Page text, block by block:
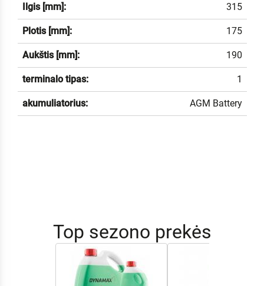
Ilgis [mm]: 315
Plotis [mm]: 175
Aukštis [mm]: 190
terminalo tipas: 1
akumuliatorius: AGM Battery
Top sezono prekės